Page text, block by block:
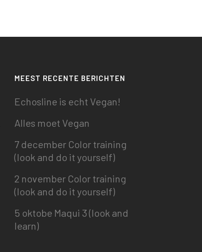
MEEST RECENTE BERICHTEN
Echosline is echt Vegan!
Alles moet Vegan
7 december Color training
(look and do it yourself)
2 november Color training
(look and do it yourself)
5 oktobe Maqui 3 (look and
learn)